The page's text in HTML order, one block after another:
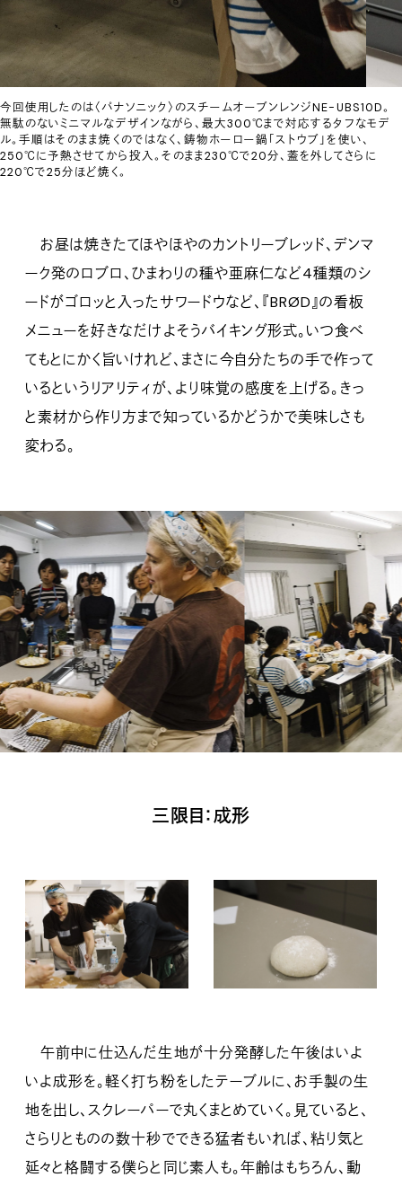
今回使用したのは〈パナソニック〉のスチームオーブンレンジNE-UBS10D。
無駄のないミニマルなデザインながら、最大300℃まで対応するタフなモデ
ル。手順はそのまま焼くのではなく、鋳物ホーロー鍋「ストウブ」を使い、
250℃に予熱させてから投入。そのまま230℃で20分、蓋を外してさらに
220℃で25分ほど焼く。
お昼は焼きたてほやほやのカントリーブレッド、デンマ
ーク発のロブロ、ひまわりの種や亜麻仁など4種類のシ
ードがゴロッと入ったサワードウなど、『BRØD』の看板
メニューを好きなだけよそうバイキング形式。いつ食べ
てもとにかく旨いけれど、まさに今自分たちの手で作って
いるというリアリティが、より味覚の感度を上げる。きっ
と素材から作り方まで知っているかどうかで美味しさも
変わる。
三限目：成形
午前中に仕込んだ生地が十分発酵した午後はいよ
いよ成形を。軽く打ち粉をしたテーブルに、お手製の生
地を出し、スクレーパーで丸くまとめていく。見ていると、
さらりとものの数十秒でできる猛者もいれば、粘り気と
延々と格闘する僕らと同じ素人も。年齢はもちろん、動